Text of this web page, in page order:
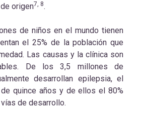
origen7, 8.
de niños en el mundo tienen
el 25% de la población que
Las causas y la clínica son
De los 3,5 millones de
desarrollan epilepsia, el
quince años y de ellos el 80%
de desarrollo.